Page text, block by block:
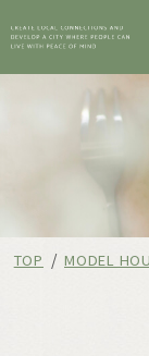
TOP / MODEL